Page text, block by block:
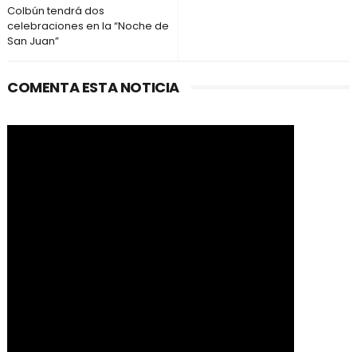
Colbún tendrá dos
celebraciones en la “Noche de
San Juan”
COMENTA ESTA NOTICIA